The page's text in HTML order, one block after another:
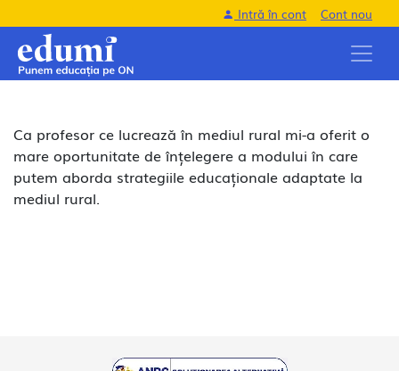
Intră în cont Cont nou
Ca profesor ce lucrează în mediul rural mi-a oferit o
mare oportunitate de înțelegere a modului în care
putem aborda strategiile educaționale adaptate la
mediul rural.